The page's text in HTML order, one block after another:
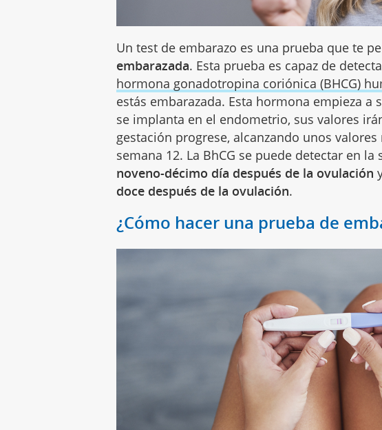
Un test de embarazo es una prueba que te
embarazada. Esta prueba es capaz de
hormona gonadotropina coriónica (BHCG)
estás embarazada. Esta hormona empieza a
se implanta en el endometrio, sus valores
gestación progrese, alcanzando unos
semana 12. La BhCG se puede detectar en
noveno-décimo día después de la ovulación
doce después de la ovulación.
¿Cómo hacer una prueba de